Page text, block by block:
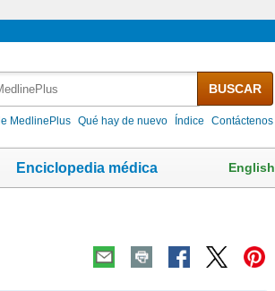
BUSCAR
MedlinePlus Qué hay de nuevo Índice Contáctenos
Enciclopedia médica English